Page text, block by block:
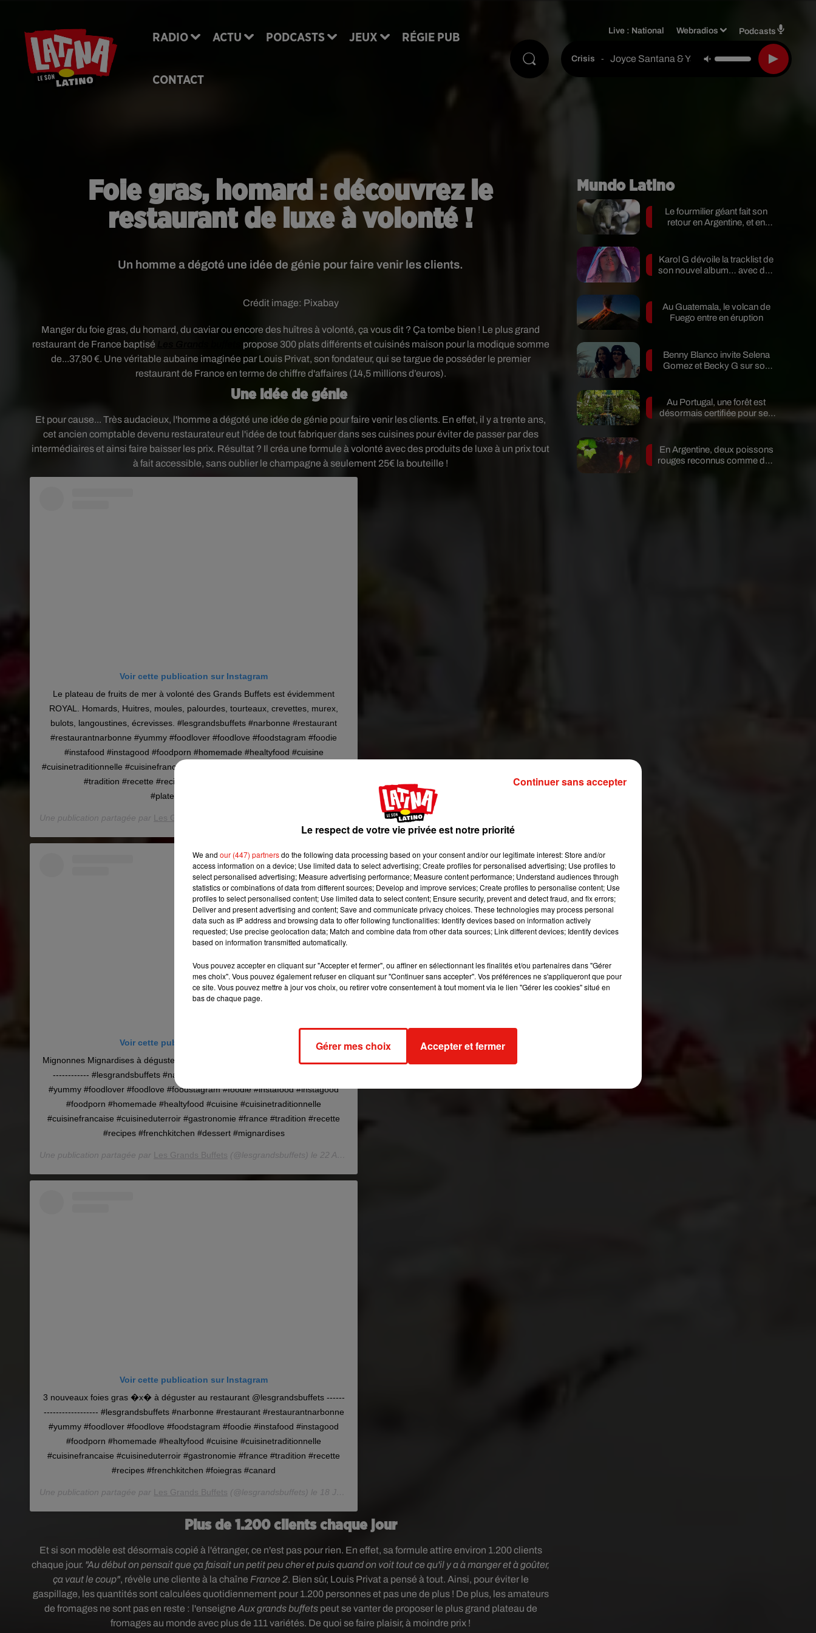
RADIO ACTU PODCASTS JEUX RÉGIE PUB
CONTACT
Live : National Webradios Podcasts
Crisis - Joyce Santana & Yandel
Foie gras, homard : découvrez le
restaurant de luxe à volonté !
Un homme a dégoté une idée de génie pour faire venir les clients.
Crédit image: Pixabay
Manger du foie gras, du homard, du caviar ou encore des huîtres à volonté, ça vous dit ? Ça tombe bien ! Le plus grand
restaurant de France baptisé
propose 300 plats différents et cuisinés maison pour la modique somme
de...37,90 €. Une véritable aubaine imaginée par Louis Privat, son fondateur, qui se targue de posséder le premier
restaurant de France en terme de chiffre d'affaires (14,5 millions d’euros).
Une idée de génie
Et pour cause... Très audacieux, l'homme a dégoté une idée de génie pour faire venir les clients. En effet, il y a trente ans,
cet ancien comptable devenu restaurateur eut l'idée de tout fabriquer dans ses cuisines pour éviter de passer par des
intermédiaires et ainsi faire baisser les prix. Résultat ? Il créa une formule à volonté avec des produits de luxe à un prix tout
à fait accessible, sans oublier le champagne à seulement 25€ la bouteille !
Voir cette publication sur Instagram
Le plateau de fruits de mer à volonté des Grands Buffets est évidemment
ROYAL. Homards, Huitres, moules, palourdes, tourteaux, crevettes, murex,
bulots, langoustines, écrevisses. #lesgrandsbuffets #narbonne #restaurant
#restaurantnarbonne #yummy #foodlover #foodlove #foodstagram #foodie
#instafood #instagood #foodporn #homemade #healtyfood #cuisine
#cuisinetraditionnelle #cuisinefrancaise #cuisineduterroir #gastronomie #france
#tradition #recette #recipes #frenchkitchenn #fruitsdemer
#plateaudefruitsdemer
Une publication partagée par Les Grands Buffets
Voir cette publication sur Instagram
Mignonnes Mignardises à déguster au restaurant @lesgrandsbuffets ------------
------------ #lesgrandsbuffets #narbonne #restaurant #restaurantnarbonne
#yummy #foodlover #foodlove #foodstagram #foodie #instafood #instagood
#foodporn #homemade #healtyfood #cuisine #cuisinetraditionnelle
#cuisinefrancaise #cuisineduterroir #gastronomie #france #tradition #recette
#recipes #frenchkitchen #dessert #mignardises
Une publication partagée par Les Grands Buffets (@lesgrandsbuffets) le 22 Août 2018 à 2 :00 PDT
Voir cette publication sur Instagram
3 nouveaux foies gras �x� à déguster au restaurant @lesgrandsbuffets ------
------------------ #lesgrandsbuffets #narbonne #restaurant #restaurantnarbonne
#yummy #foodlover #foodlove #foodstagram #foodie #instafood #instagood
#foodporn #homemade #healtyfood #cuisine #cuisinetraditionnelle
#cuisinefrancaise #cuisineduterroir #gastronomie #france #tradition #recette
#recipes #frenchkitchen #foiegras #canard
Une publication partagée par Les Grands Buffets (@lesgrandsbuffets) le 18 Juil. 2018 à 11 :39 PDT
Plus de 1.200 clients chaque jour
Et si son modèle est désormais copié à l'étranger, ce n'est pas pour rien. En effet, sa formule attire environ 1.200 clients
chaque jour. "Au début on pensait que ça faisait un petit peu cher et puis quand on voit tout ce qu'il y a à manger et à goûter,
ça vaut le coup", révèle une cliente à la chaîne France 2. Bien sûr, Louis Privat a pensé à tout. Ainsi, pour éviter le
gaspillage, les quantités sont calculées quotidiennement pour 1.200 personnes et pas une de plus ! De plus, les amateurs
de fromages ne sont pas en reste : l'enseigne Aux grands buffetspeut se vanter de proposer le plus grand plateau de
fromages au monde avec plus de 111 variétés. De quoi se faire plaisir, à moindre prix !
Mundo Latino
Le fourmilier géant fait son
retour en Argentine, et en
Karol G dévoile la tracklist de
son nouvel album… avec des
Au Guatemala, le volcan de
Fuego entre en éruption
Benny Blanco invite Selena
Gomez et Becky G sur son
Au Portugal, une forêt est
désormais certifiée pour ses
En Argentine, deux poissons
rouges reconnus comme des
Le respect de votre vie privée est notre priorité
We and our (447) partnersdo the following data processing based on your consent and/or our legitimate interest: Store and/or
access information on a device; Use limited data to select advertising; Create profiles for personalised advertising; Use profiles to
select personalised advertising; Measure advertising performance; Measure content performance; Understand audiences through
statistics or combinations of data from different sources; Develop and improve services; Create profiles to personalise content; Use
profiles to select personalised content; Use limited data to select content; Ensure security, prevent and detect fraud, and fix errors;
Deliver and present advertising and content; Save and communicate privacy choices. These technologies may process personal
data such as IP address and browsing data to offer following functionalities: Identify devices based on information actively
requested; Use precise geolocation data; Match and combine data from other data sources; Link different devices; Identify devices
based on information transmitted automatically.
Vous pouvez accepter en cliquant sur "Accepter et fermer", ou affiner en sélectionnant les finalités et/ou partenaires dans "Gérer
mes choix". Vous pouvez également refuser en cliquant sur "Continuer sans accepter". Vos préférences ne s'appliqueront que pour
ce site. Vous pouvez mettre à jour vos choix, ou retirer votre consentement à tout moment via le lien "Gérer les cookies" situé en
bas de chaque page.
Gérer mes choix Accepter et fermer
Continuer sans accepter